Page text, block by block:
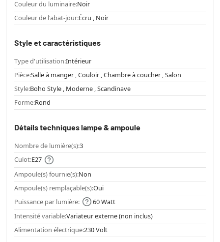
Couleur du luminaire:Noir
Couleur de l'abat-jour:Écru , Noir
Style et caractéristiques
Type d'utilisation:Intérieur
Pièce:Salle à manger , Couloir , Chambre à coucher , Salon
Style:Boho Style , Moderne , Scandinave
Forme:Rond
Détails techniques lampe & ampoule
Nombre de lumière(s):3
Culot:E27
Ampoule(s) fournie(s):Non
Ampoule(s) remplaçable(s):Oui
Puissance par lumière:
60 Watt
Intensité variable:Variateur externe (non inclus)
Alimentation électrique:230 Volt